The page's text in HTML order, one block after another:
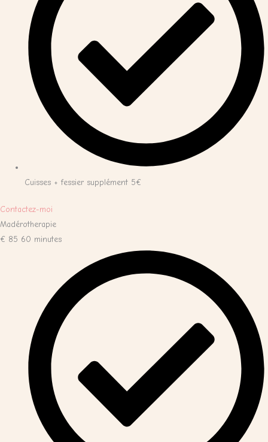
Cuisses + fessier supplément 5€
Contactez-moi
Madérotherapie
€ 85 60 minutes